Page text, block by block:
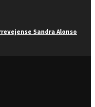
Sandra Alonso